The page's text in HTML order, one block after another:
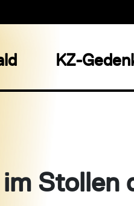
KZ-
Stollen